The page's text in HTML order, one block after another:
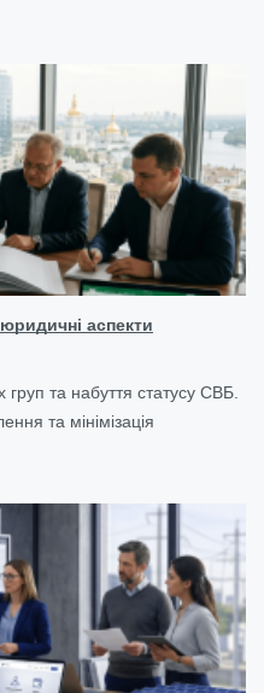
аспекти
та набуття статусу СВБ.
та мінімізація